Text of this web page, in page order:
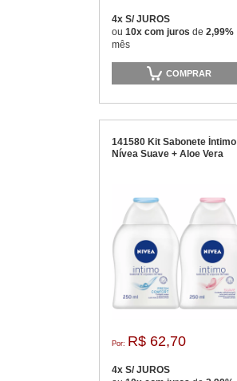
4x S/ JUROS
ou 10x com juros de 2,99%
mês
COMPRAR
141580 Kit Sabonete Íntimo
Nívea Suave + Aloe Vera
Por: R$ 62,70
4x S/ JUROS